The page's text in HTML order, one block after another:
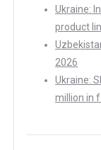
Ukraine:
product
2026
Ukraine:
million in